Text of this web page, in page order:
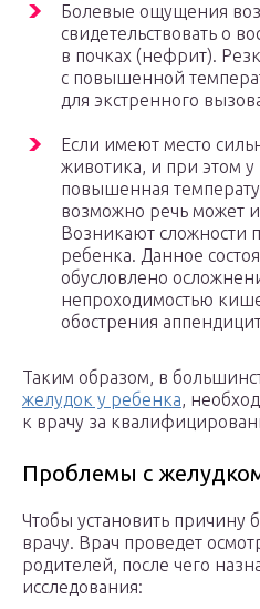
Болевые ощущения
свидетельствовать о
в почках (нефрит).
с повышенной
для экстренного
Если имеют место
животика, и при этом
повышенная
возможно речь может
Возникают сложности
ребенка. Данное
обусловлено
непроходимостью
обострения
Таким образом, в
желудок у ребенка,
к врачу за
Проблемы с
Чтобы установить причину
врачу. Врач проведет
родителей, после чего
исследования: